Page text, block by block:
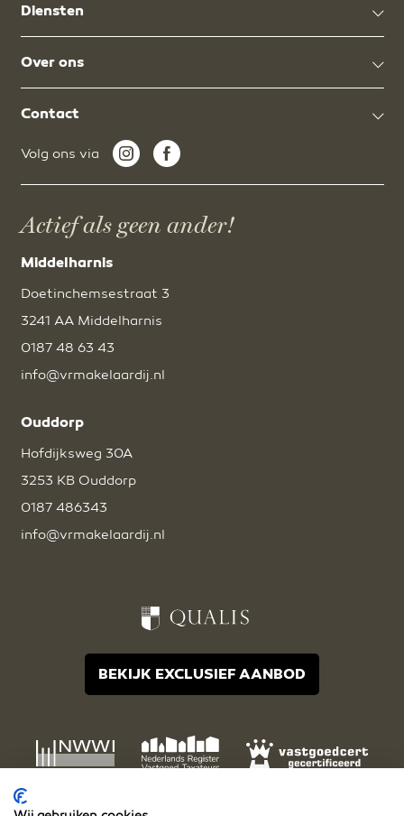
Diensten
Over ons
Contact
Volg ons via
Actief als geen ander!
Middelharnis
Doetinchemsestraat 3
3241 AA Middelharnis
0187 48 63 43
info@vrmakelaardij.nl
Ouddorp
Hofdijksweg 30A
3253 KB Ouddorp
0187 486343
info@vrmakelaardij.nl
BEKIJK EXCLUSIEF AANBOD